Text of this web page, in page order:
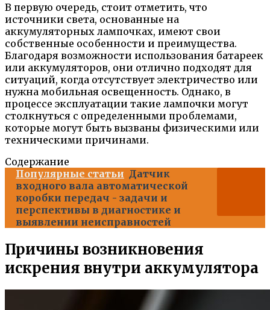
В первую очередь, стоит отметить, что
источники света, основанные на
аккумуляторных лампочках, имеют свои
собственные особенности и преимущества.
Благодаря возможности использования батареек
или аккумуляторов, они отлично подходят для
ситуаций, когда отсутствует электричество или
нужна мобильная освещенность. Однако, в
процессе эксплуатации такие лампочки могут
столкнуться с определенными проблемами,
которые могут быть вызваны физическими или
техническими причинами.
Содержание
Популярные статьи Датчик
входного вала автоматической
коробки передач - задачи и
перспективы в диагностике и
выявлении неисправностей
Причины возникновения
искрения внутри аккумулятора